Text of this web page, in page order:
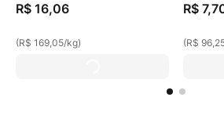
R$ 16,06
(R$ 169,05/kg)
R$ 7,
(R$